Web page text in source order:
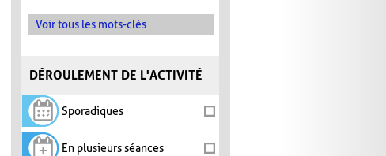
Voir tous les mots-clés
DÉROULEMENT DE L'ACTIVITÉ
Sporadiques
En plusieurs séances